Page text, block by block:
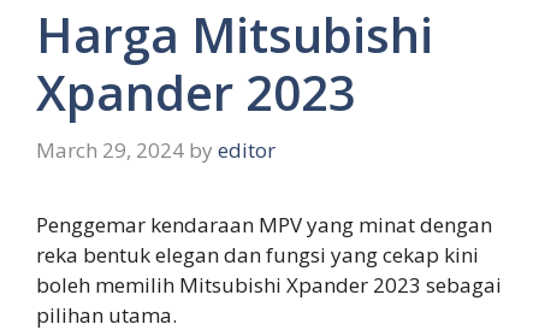
Harga Mitsubishi
Xpander 2023
March 29, 2024 by editor
Penggemar kendaraan MPV yang minat dengan
reka bentuk elegan dan fungsi yang cekap kini
boleh memilih Mitsubishi Xpander 2023 sebagai
pilihan utama.